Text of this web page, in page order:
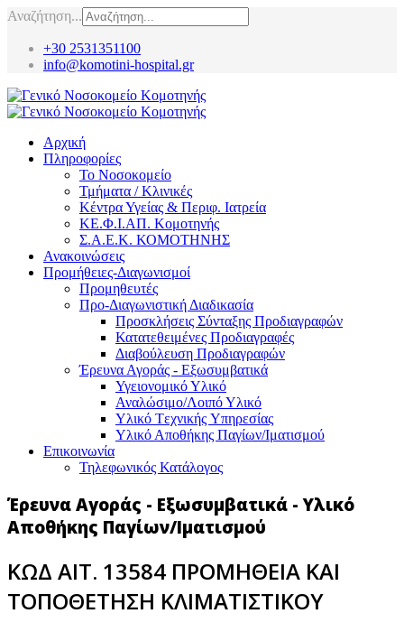
Αναζήτηση...
+30 2531351100
info@komotini-hospital.gr
Αρχική
Πληροφορίες
Το Νοσοκομείο
Τμήματα / Κλινικές
Κέντρα Υγείας & Περιφ. Ιατρεία
ΚΕ.Φ.Ι.ΑΠ. Κομοτηνής
Σ.Α.Ε.Κ. ΚΟΜΟΤΗΝΗΣ
Ανακοινώσεις
Προμήθειες-Διαγωνισμοί
Προμηθευτές
Προ-Διαγωνιστική Διαδικασία
Προσκλήσεις Σύνταξης Προδιαγραφών
Κατατεθειμένες Προδιαγραφές
Διαβούλευση Προδιαγραφών
Έρευνα Αγοράς - Εξωσυμβατικά
Υγειονομικό Υλικό
Αναλώσιμο/Λοιπό Υλικό
Υλικό Tεχνικής Yπηρεσίας
Υλικό Αποθήκης Παγίων/Ιματισμού
Επικοινωνία
Τηλεφωνικός Κατάλογος
Έρευνα Αγοράς - Εξωσυμβατικά - Υλικό
Αποθήκης Παγίων/Ιματισμού
ΚΩΔ ΑΙΤ. 13584 ΠΡΟΜΗΘΕΙΑ ΚΑΙ
ΤΟΠΟΘΕΤΗΣΗ ΚΛΙΜΑΤΙΣΤΙΚΟΥ